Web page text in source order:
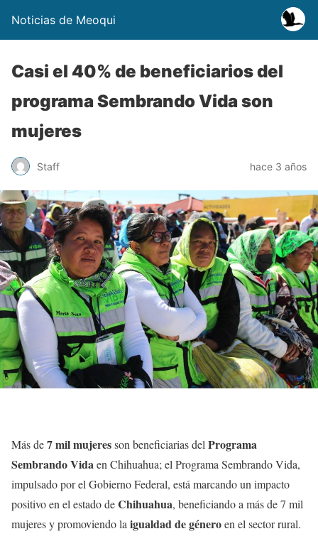
Noticias de Meoqui
Casi el 40% de beneficiarios del
programa Sembrando Vida son
mujeres
Staff hace 3 años
Más de7 mil mujeresson beneficiarias del Programa
Sembrando Vida en Chihuahua; el Programa Sembrando Vida,
impulsado por el Gobierno Federal, está marcando un impacto
positivo en el estado deChihuahua, beneficiando a más de 7 mil
mujeres y promoviendo la igualdad de géneroen el sector rural.